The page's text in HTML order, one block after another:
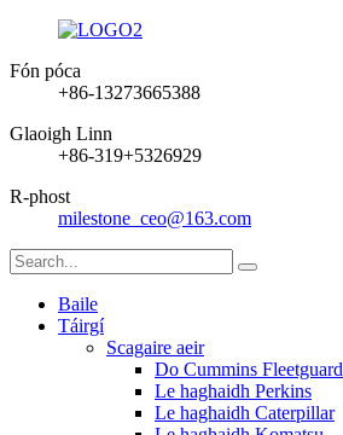
Fón póca
+86-13273665388
Glaoigh Linn
+86-319+5326929
R-phost
milestone_ceo@163.com
Baile
Táirgí
Scagaire aeir
Do Cummins Fleetguard
Le haghaidh Perkins
Le haghaidh Caterpillar